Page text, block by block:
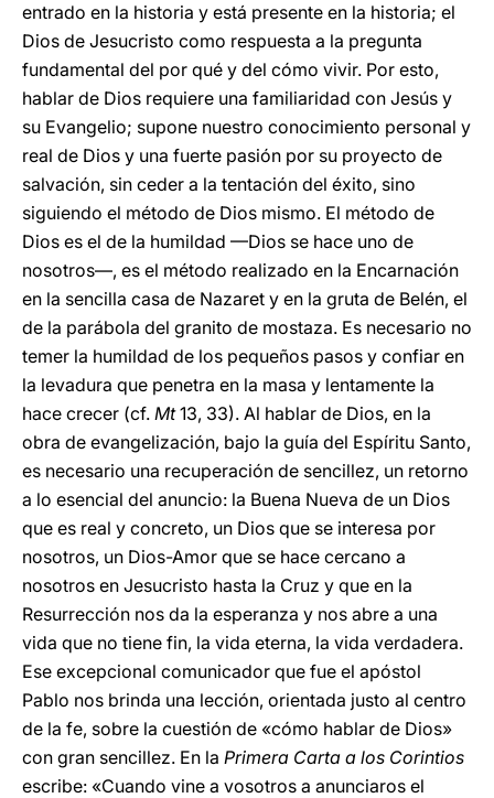
entrado en la historia y está presente en la historia; el
Dios de Jesucristo como respuesta a la pregunta
fundamental del por qué y del cómo vivir. Por esto,
hablar de Dios requiere una familiaridad con Jesús y
su Evangelio; supone nuestro conocimiento personal y
real de Dios y una fuerte pasión por su proyecto de
salvación, sin ceder a la tentación del éxito, sino
siguiendo el método de Dios mismo. El método de
Dios es el de la humildad —Dios se hace uno de
nosotros—, es el método realizado en la Encarnación
en la sencilla casa de Nazaret y en la gruta de Belén, el
de la parábola del granito de mostaza. Es necesario no
temer la humildad de los pequeños pasos y confiar en
la levadura que penetra en la masa y lentamente la
hace crecer (cf. Mt13, 33). Al hablar de Dios, en la
obra de evangelización, bajo la guía del Espíritu Santo,
es necesario una recuperación de sencillez, un retorno
a lo esencial del anuncio: la Buena Nueva de un Dios
que es real y concreto, un Dios que se interesa por
nosotros, un Dios-Amor que se hace cercano a
nosotros en Jesucristo hasta la Cruz y que en la
Resurrección nos da la esperanza y nos abre a una
vida que no tiene fin, la vida eterna, la vida verdadera.
Ese excepcional comunicador que fue el apóstol
Pablo nos brinda una lección, orientada justo al centro
de la fe, sobre la cuestión de «cómo hablar de Dios»
con gran sencillez. En la Primera Carta a los Corintios
escribe: «Cuando vine a vosotros a anunciaros el